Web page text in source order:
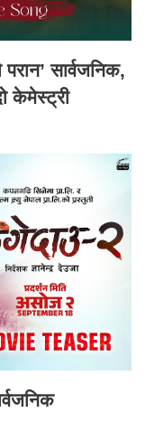
परान’ सार्वजनिक,
केमेस्ट्री